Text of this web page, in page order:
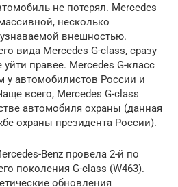
не потерял. Mercedes
несколько
внешностью.
вида Mercedes G-class, сразу
правее. Mercedes G-класс
у автомобилистов России и
всего, Mercedes G-class
автомобиля охраны (данная
охраны президента России).
Benz провела 2-й по
поколения G-class (W463).
обновления